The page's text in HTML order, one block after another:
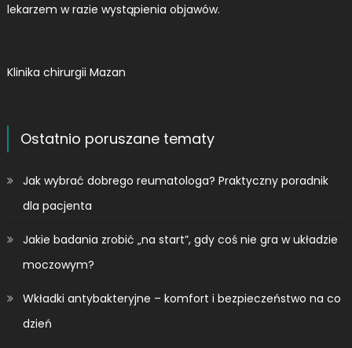
lekarzem w razie wystąpienia objawów.
Klinika chirurgii Mazan
Ostatnio poruszane tematy
Jak wybrać dobrego reumatologa? Praktyczny poradnik
dla pacjenta
Jakie badania zrobić „na start”, gdy coś nie gra w układzie
moczowym?
Wkładki antybakteryjne – komfort i bezpieczeństwo na co
dzień